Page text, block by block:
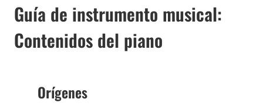
Guía de instrumento musical:
Contenidos del piano
Orígenes